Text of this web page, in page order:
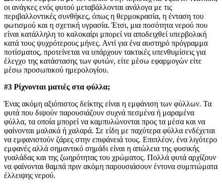
οι ανάγκες ενός φυτού μεταβάλλονται ανάλογα με τις
περιβαλλοντικές συνθήκες, όπως η θερμοκρασία, η ένταση του
φωτισμού και η σχετική υγρασία. Έτσι, μια ποσότητα νερού που
είναι κατάλληλη το καλοκαίρι μπορεί να αποδειχθεί υπερβολική
κατά τους ψυχρότερους μήνες. Αντί για ένα αυστηρό πρόγραμμα
ποτίσματος, προτείνεται να υπάρχουν τακτικές υπενθυμίσεις για
έλεγχο της κατάστασης των φυτών, είτε μέσω εφαρμογών είτε
μέσω προσωπικού ημερολογίου.
#3 Ρίχνονται ματιές στα φύλλα;
Ένας ακόμη αξιόπιστος δείκτης είναι η εμφάνιση των φύλλων. Τα
φυτά που διψούν παρουσιάζουν συχνά πεσμένα ή μαραμένα
φύλλα, τα οποία μπορεί να καμπυλώνονται προς τα μέσα και να
φαίνονται μαλακά ή χαλαρά. Σε είδη με παχύτερα φύλλα ενδέχεται
να εμφανιστούν ζάρες στην επιφάνειά τους. Επιπλέον, ένα λιγότερο
εμφανές αλλά σημαντικό σημάδι είναι η απώλεια της φυσικής
γυαλάδας και της ζωηρότητας του χρώματος. Πολλά φυτά αρχίζουν
να φαίνονται θαμπά πριν ακόμη παρουσιάσουν έντονα συμπτώματα
έλλειψης νερού.